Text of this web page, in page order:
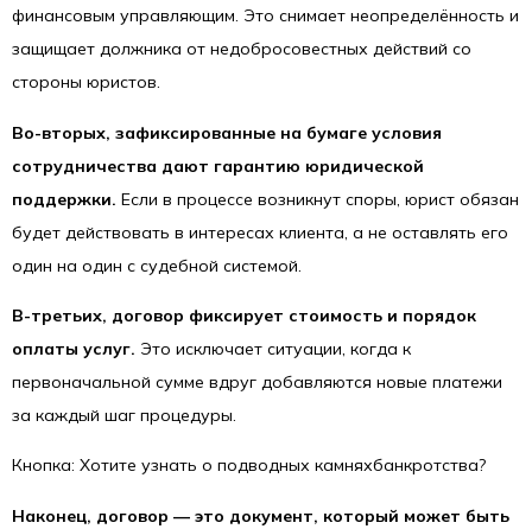
финансовым управляющим. Это снимает неопределённость и
защищает должника от недобросовестных действий со
стороны юристов.
Во-вторых, зафиксированные на бумаге условия
сотрудничества дают гарантию юридической
поддержки. Если в процессе возникнут споры, юрист обязан
будет действовать в интересах клиента, а не оставлять его
один на один с судебной системой.
В-третьих, договор фиксирует стоимость и порядок
оплаты услуг. Это исключает ситуации, когда к
первоначальной сумме вдруг добавляются новые платежи
за каждый шаг процедуры.
Кнопка: Хотите узнать о подводных камняхбанкротства?
Наконец, договор — это документ, который может быть